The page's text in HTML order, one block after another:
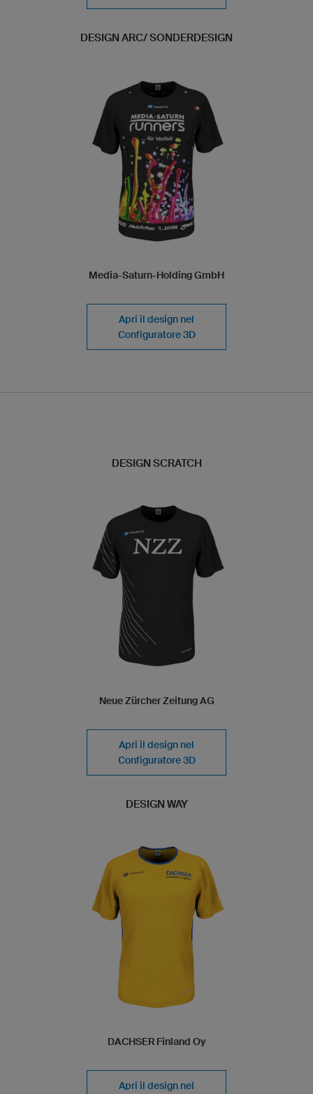
DESIGN ARC/ SONDERDESIGN
Media-Saturn-Holding GmbH
Apri il design nel
Configuratore 3D
DESIGN SCRATCH
Neue Zürcher Zeitung AG
Apri il design nel
Configuratore 3D
DESIGN WAY
DACHSER Finland Oy
Apri il design nel